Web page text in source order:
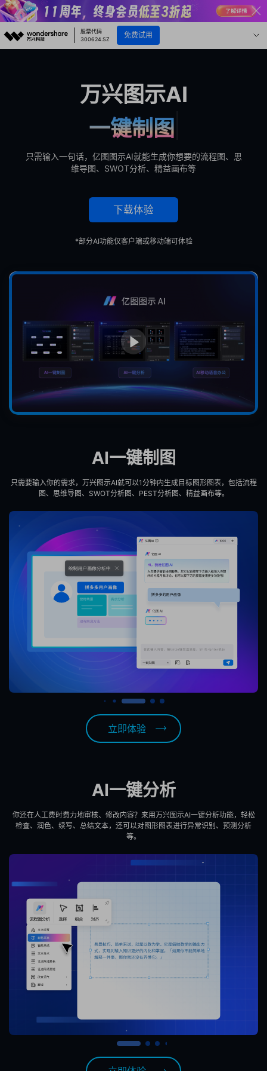
股票代码
300624.SZ
免费试用
万兴图示AI
一键制图
只需输入一句话，亿图图示AI就能生成你想要的流程图、思
维导图、SWOT分析、精益画布等
下载体验
*部分AI功能仅客户端或移动端可体验
AI一键制图
只需要输入你的需求，万兴图示AI就可以1分钟内生成目标图形图表，包括流程
图、思维导图、SWOT分析图、PEST分析图、精益画布等。
立即体验
AI一键分析
你还在人工费时费力地审核、修改内容？来用万兴图示AI一键分析功能，轻松
检查、润色、续写、总结文本，还可以对图形图表进行异常识别、预测分析
等。